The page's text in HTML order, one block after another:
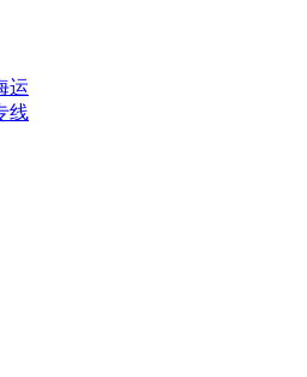
运
线